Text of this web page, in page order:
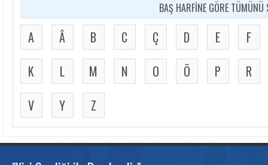
BAŞ HARFİNE GÖRE TÜMÜNÜ
A Â B C Ç D E
F
K
L M N O Ö P
R
V
Y Z